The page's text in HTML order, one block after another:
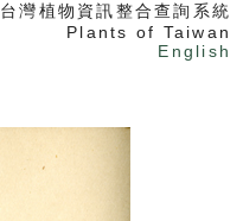
台灣植物資訊整合查詢系統
Plants of Taiwan
English